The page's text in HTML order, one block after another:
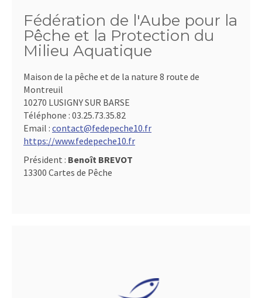
Fédération de l'Aube pour la
Pêche et la Protection du
Milieu Aquatique
Maison de la pêche et de la nature 8 route de
Montreuil
10270 LUSIGNY SUR BARSE
Téléphone : 03.25.73.35.82
Email : contact@fedepeche10.fr
https://www.fedepeche10.fr
Président : Benoît BREVOT
13300 Cartes de Pêche